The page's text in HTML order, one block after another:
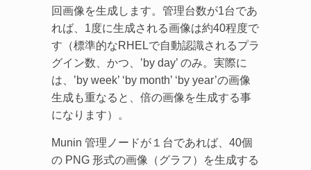
回画像を生成します。管理台数が1台であ
れば、1度に生成される画像は約40程度で
す（標準的なRHELで自動認識されるプラ
グイン数、かつ、’by day’ のみ。実際に
は、’by week’ ‘by month’ ‘by year’の画像
生成も重なると、倍の画像を生成する事
になります）。
Munin 管理ノードが１台であれば、40個
の PNG 形式の画像（グラフ）を生成する